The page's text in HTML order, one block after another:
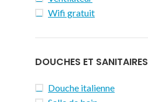
Wifi gratuit
DOUCHES ET SANITAIRES
Douche italienne